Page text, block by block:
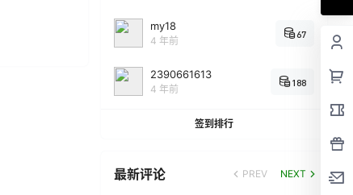
my18
4 年前
67
2390661613
4 年前
188
签到排行
最新评论 PREV NEXT